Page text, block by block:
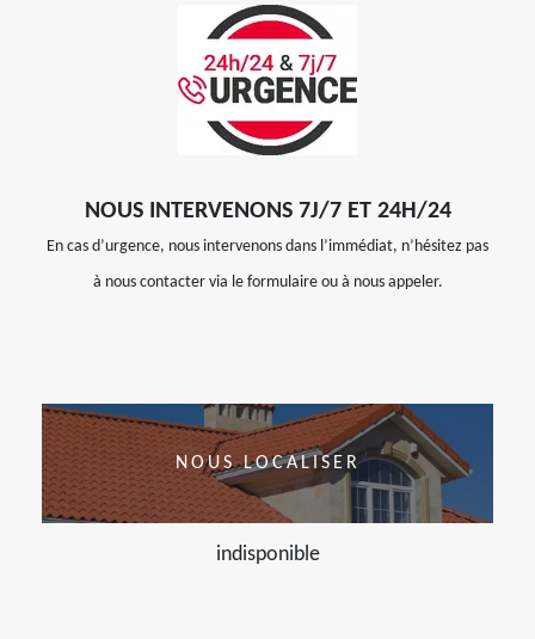
NOUS INTERVENONS 7J/7 ET 24H/24
En cas d’urgence, nous intervenons dans l’immédiat, n’hésitez pas
à nous contacter via le formulaire ou à nous appeler.
NOUS LOCALISER
indisponible